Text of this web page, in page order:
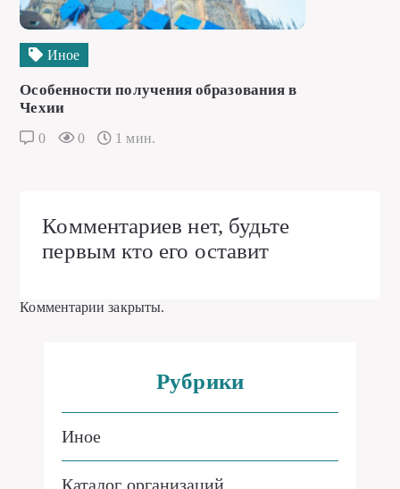
Иное
Особенности получения образования в
Чехии
0 0 1 мин.
Комментариев нет, будьте
первым кто его оставит
Комментарии закрыты.
Рубрики
Иное
Каталог организаций